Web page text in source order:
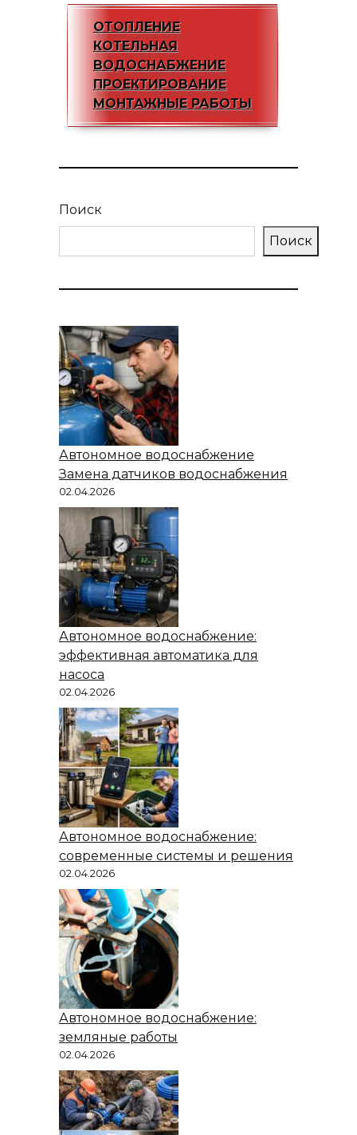
ОТОПЛЕНИЕ
КОТЕЛЬНАЯ
ВОДОСНАБЖЕНИЕ
ПРОЕКТИРОВАНИЕ
МОНТАЖНЫЕ РАБОТЫ
Поиск
Поиск
Автономное водоснабжение
Замена датчиков водоснабжения
02.04.2026
Автономное водоснабжение:
эффективная автоматика для
насоса
02.04.2026
Автономное водоснабжение:
современные системы и решения
02.04.2026
Автономное водоснабжение:
земляные работы
02.04.2026